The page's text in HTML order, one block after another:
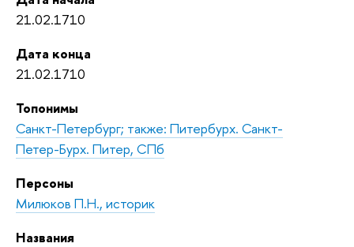
21.02.1710
Дата конца
21.02.1710
Топонимы
Санкт-Петербург; также: Питербурх. Санкт-
Петер-Бурх. Питер, СПб
Персоны
Милюков П.Н., историк
Названия